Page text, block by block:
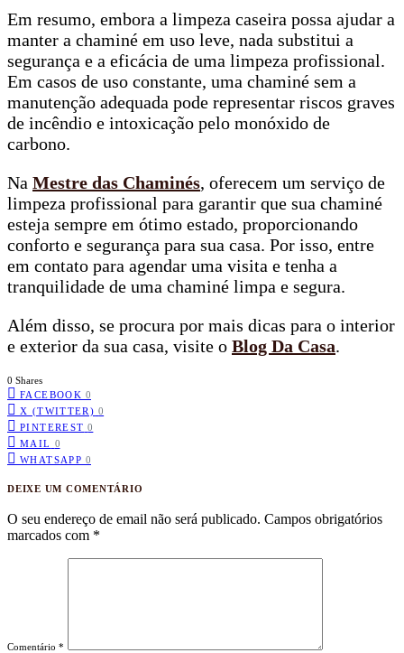
Em resumo, embora a limpeza caseira possa ajudar a
manter a chaminé em uso leve, nada substitui a
segurança e a eficácia de uma limpeza profissional.
Em casos de uso constante, uma chaminé sem a
manutenção adequada pode representar riscos graves
de incêndio e intoxicação pelo monóxido de
carbono.
Na Mestre das Chaminés, oferecem um serviço de
limpeza profissional para garantir que sua chaminé
esteja sempre em ótimo estado, proporcionando
conforto e segurança para sua casa. Por isso, entre
em contato para agendar uma visita e tenha a
tranquilidade de uma chaminé limpa e segura.
Além disso, se procura por mais dicas para o interior
e exterior da sua casa, visite o Blog Da Casa.
0 Shares
FACEBOOK 0
X (TWITTER) 0
PINTEREST 0
MAIL 0
WHATSAPP 0
DEIXE UM COMENTÁRIO
O seu endereço de email não será publicado. Campos obrigatórios
marcados com *
Comentário *